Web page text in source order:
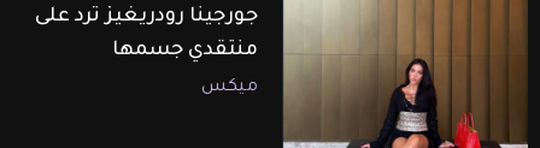
جورجينا رودريغيز ترد على
منتقدي جسمها
ميكس